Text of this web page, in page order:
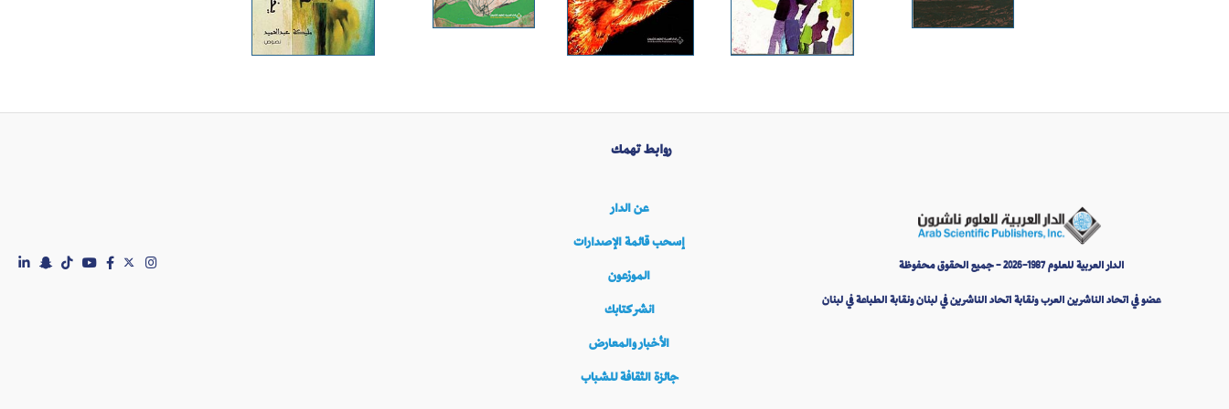
روابط تهمك
عن الدار
إسحب قائمة الإصدارات
الموزعون
انشر كتابك
الأخبار والمعارض
جائزة الثقافة للشباب
الدار العربية للعلوم 1987-2026 - جميع الحقوق محفوظة
عضو في اتحاد الناشرين العرب ونقابة اتحاد الناشرين في لبنان ونقابة الطباعة في لبنان